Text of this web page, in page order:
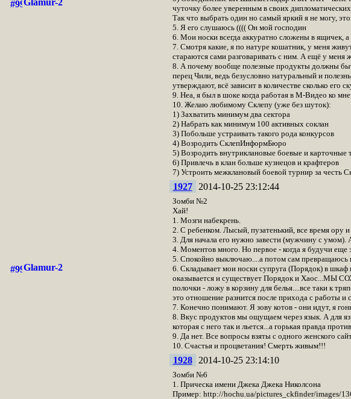
Glamur-2
чуточку более уверенным в своих
Так что выбрать один но самый яркий я не могу,
5. Я его слушаюсь (((( Он мой господин
6. Мои носки всегда аккуратно сложены в ящичек, а
7. Смотря какие, я по натуре кошатник, у меня
стараются сами разговаривать с ним. А ещё у меня
8. А почему вообще полезные продукты должны
перец Чили, ведь безусловно натуральный и
утверждают, всё зависит в количестве сколько его
9. Неа, я был в шоке когда работая в М-Видео ко
10. Желаю любимому Склепу (уже без шуток):
1) Захватить минимум два сектора
2) Набрать как минимум 100 активных соклан
3) Побольше устраивать такого рода конкурсов
4) Возродить СклепИнформБюро
5) Возродить внутриклановые боевые и карточные
6) Привлечь в клан больше кузнецов и крафтеров
7) Устроить межклановый боевой турнир за честь
Glamur-2
1927 2014-10-25 23:12:44
Зомби №2
Хай!
1. Мозги набекрень.
2. С ребенком. Лысый, пузатенький, все время ору
3. Для начала его нужно завести (мужчину с умом).
4. Моментов много. Но первое - когда я будучи еще
5. Спокойно выключаю....а потом сам превращаюсь
6. Складывает мои носки супруга (Порядок) в
оказывается и существует Порядок и
полочки - ложу в корзину для белья....все таки к
это отношение разнится после прихода с работы и
7. Конечно понимают. Я зову котов - они идут, я
8. Вкус продуктов мы ощущаем через язык. А для
которая с него так и льется...а горькая правда
9. Да нет. Все вопросы взяты с одного женского
10. Счастья и процветания! Смерть живым!!!
1928 2014-10-25 23:14:10
Зомби №6
1. Прическа имени Джека Джека Николсона
Пример: http://hochu.ua/pictures_ckfinder/images/